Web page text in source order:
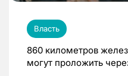
Власть
860 километров
могут проложить